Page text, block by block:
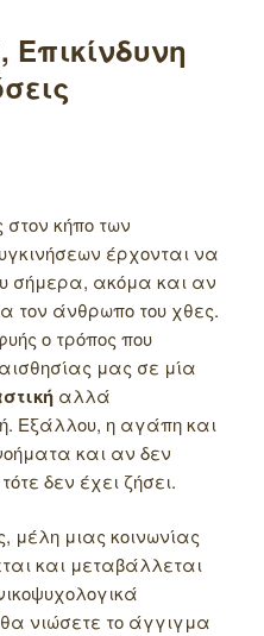
στον κήπο των
έρχονται να
σήμερα, ακόμα και αν
τον άνθρωπο του χθες.
ο τρόπος που
μας σε μία
αλλά
Εξάλλου, η αγάπη και
και αν δεν
δεν έχει ζήσει.
μέλη μιας κοινωνίας
και μεταβάλλεται
νιώσετε το άγγιγμα